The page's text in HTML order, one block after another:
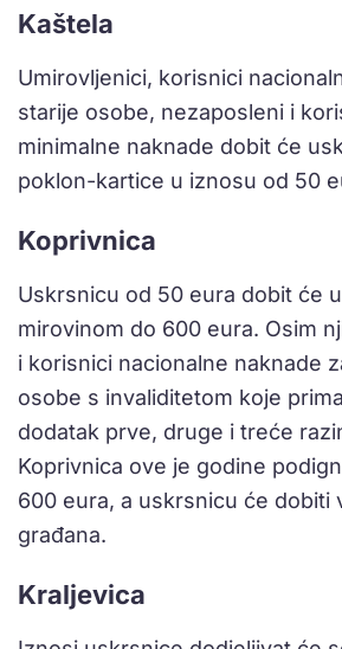
Kaštela
Umirovljenici, korisnici
starije osobe, nezaposleni i
minimalne naknade dobit će
poklon-kartice u iznosu od 50
Koprivnica
Uskrsnicu od 50 eura dobit će
mirovinom do 600 eura. Osim
i korisnici nacionalne naknade
osobe s invaliditetom koje
dodatak prve, druge i treće
Koprivnica ove je godine
600 eura, a uskrsnicu će dobiti
građana.
Kraljevica